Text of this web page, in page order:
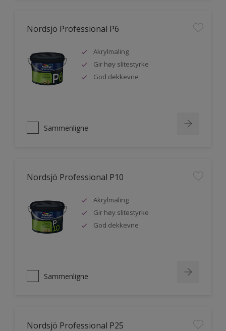
Nordsjö Professional P6
Akrylmaling
Gir høy slitestyrke
God dekkevne
Sammenligne
Nordsjö Professional P10
Akrylmaling
Gir høy slitestyrke
God dekkevne
Sammenligne
Nordsjö Professional P25